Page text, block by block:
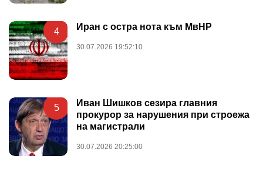
4 Иран с остра нота към МвНР
30.07.2026 19:52:10
5
Иван Шишков сезира главния
прокурор за нарушения при строежа
на магистрали
30.07.2026 20:25:00